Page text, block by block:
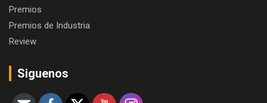
Premios
Premios de Industria
Review
Siguenos